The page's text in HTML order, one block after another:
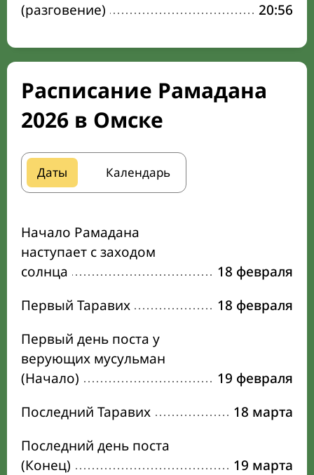
(разговение)
20:56
Расписание Рамадана
2026 в Омске
Даты Календарь
Начало Рамадана
наступает с заходом
солнца
18 февраля
Первый Таравих
18 февраля
Первый день поста у
верующих мусульман
(Начало)
19 февраля
Последний Таравих
18 марта
Последний день поста
(Конец)
19 марта